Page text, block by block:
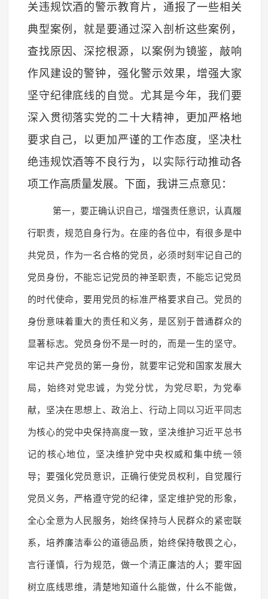
关违规饮酒的警示教育片，通报了一些相关
典型案例，就是要通过深入剖析这些案例，
查找原因、深挖根源，以案例为镜鉴，敲响
作风建设的警钟，强化警示效果，增强大家
坚守纪律底线的自觉。尤其是今年，我们要
深入贯彻落实党的二十大精神，更加严格地
要求自己，以更加严谨的工作态度，坚决杜
绝违规饮酒等不良行为，以实际行动推动各
项工作高质量发展。下面，我讲三点意见：
第一，要正确认识自己，增强责任意识，认真履
行职责，规范自身行为。在座的各位中，有很多是中
共党员，作为一名合格的党员，必须时刻牢记自己的
党员身份，不能忘记党员的神圣职责，不能忘记党员
的时代使命，要用党员的标准严格要求自己。党员的
身份意味着重大的责任和义务，是区别于普通群众的
显著标志。党员身份不是一时的，而是一生的坚守。
牢记共产党员的第一身份，就要牢记党和国家发展大
局，始终对党忠诚，为党分忧，为党尽职，为党奉
献，坚决在思想上、政治上、行动上同以习近平同志
为核心的党中央保持高度一致，坚决维护习近平总书
记的核心地位，坚决维护党中央权威和集中统一领
导；要强化党员意识，正确行使党员权利，自觉履行
党员义务，严格遵守党的纪律，坚定维护党的形象，
全心全意为人民服务，始终保持与人民群众的紧密联
系，培养廉洁奉公的道德品质，始终保持敬畏之心，
言行谨慎，行为规范，做一个清正廉洁的人；要牢固
树立底线思维，清楚地知道什么能做，什么不能做，